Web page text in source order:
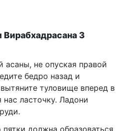
Вирабхадрасана 3
не опуская правой
бедро назад и
туловище вперед в
ласточку. Ладони
должна образоваться